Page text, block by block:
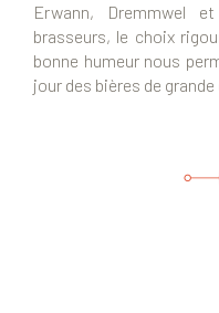
Erwann, Dremmwel
brasseurs, le choix
bonne humeur nous
jour des bières de